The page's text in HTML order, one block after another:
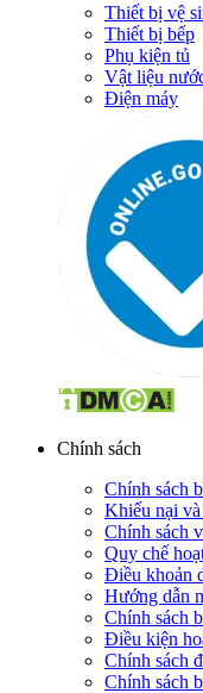
Thiết bị vệ
Thiết bị bếp
Phụ kiện tủ
Vật liệu
Điện máy
Chính sách
Chính sách
Khiếu nại
Chính sách
Quy chế
Điều khoản
Hướng dẫn
Chính sách
Điều kiện
Chính sách
Chính sách